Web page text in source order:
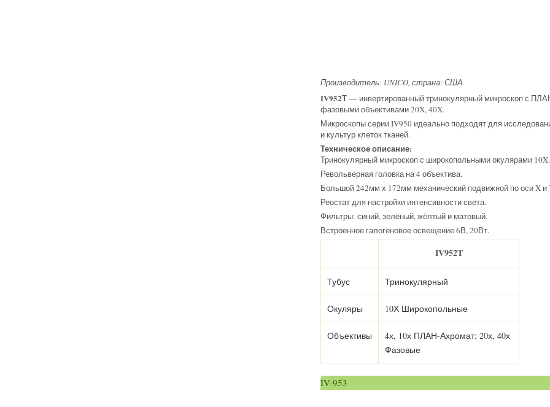
Производитель: UNICO, страна: США
IV952Т— инвертированный тринокулярный микроскоп с
фазовыми объективами 20X, 40X.
Микроскопы серии IV950 идеально подходят для
и культур клеток тканей.
Техническое описание:
Тринокулярный микроскоп с широкопольными окулярами 10X.
Револьверная головка на 4 объектива.
Большой 242мм х 172мм механический подвижной по оси X и
Реостат для настройки интенсивности света.
Фильтры: синий, зелёный, жёлтый и матовый.
Встроенное галогеновое освещение 6В, 20Вт.
IV952T
Тубус Тринокулярный
Окуляры 10Х Широкопольные
Объективы
4х, 10х ПЛАН-Ахромат; 20х, 40х
Фазовые
IV-953